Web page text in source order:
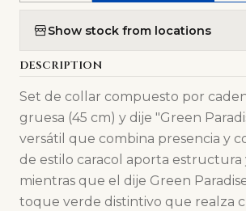
Show stock from locations
DESCRIPTION
Set de collar compuesto por
gruesa (45 cm) y dije "Green
versátil que combina presencia y
de estilo caracol aporta estructura
mientras que el dije Green
toque verde distintivo que realza